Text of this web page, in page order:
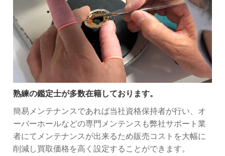
熟練の鑑定士が多数在籍しております。
簡易メンテナンスであれば当社資格保持者が行い、オ
ーバーホールなどの専門メンテンスも弊社サポート業
者にてメンテナンスが出来るため販売コストを大幅に
削減し買取価格を高く設定することができます。